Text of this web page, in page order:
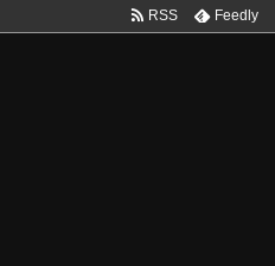
RSS Feedly